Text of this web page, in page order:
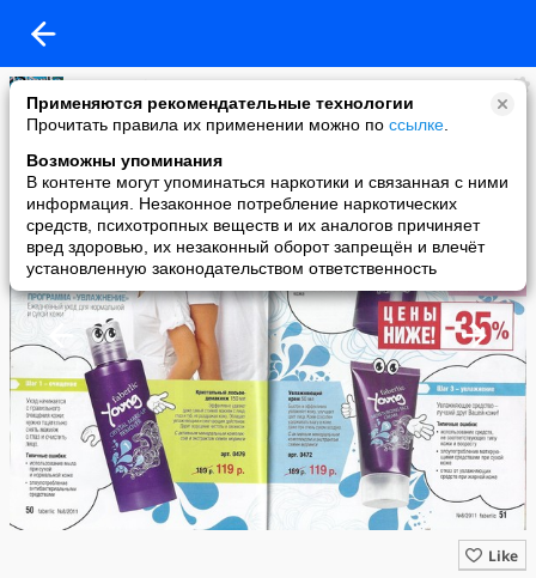
Применяются рекомендательные технологии
Прочитать правила их применении можно по ссылке
Возможны упоминания
В контенте могут упоминаться наркотики и связанная с ними
информация. Незаконное потребление наркотических
средств, психотропных веществ и их аналогов причиняет
вред здоровью, их незаконный оборот запрещён и влечёт
установленную законодательством ответственность
FL cosmetic....
added a photo
19 May в 23:48
Like